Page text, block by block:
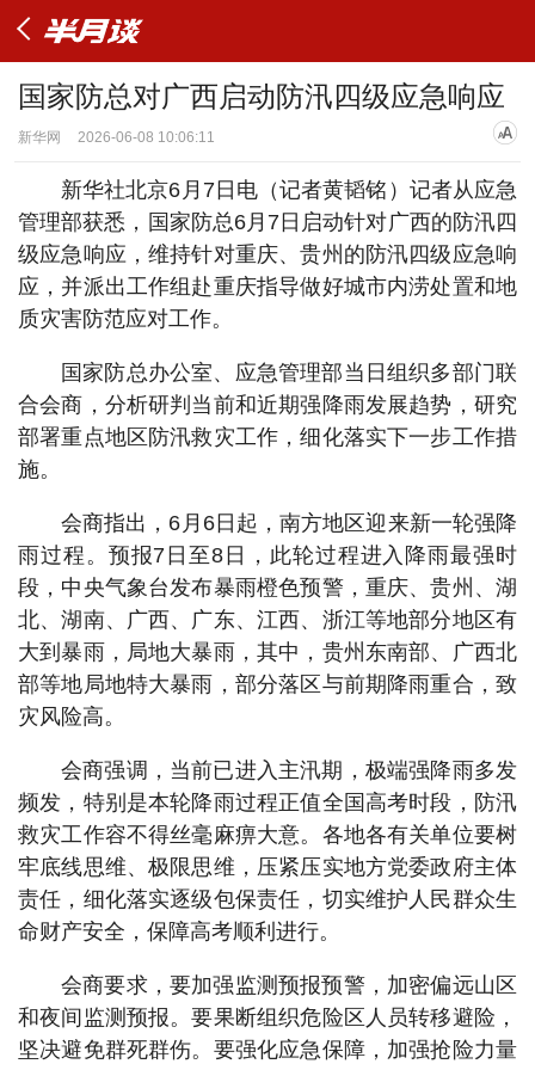
国家防总对广西启动防汛四级应急响应
新华网 2026-06-08 10:06:11
新华社北京6月7日电（记者黄韬铭）记者从应急
管理部获悉，国家防总6月7日启动针对广西的防汛四
级应急响应，维持针对重庆、贵州的防汛四级应急响
应，并派出工作组赴重庆指导做好城市内涝处置和地
质灾害防范应对工作。
国家防总办公室、应急管理部当日组织多部门联
合会商，分析研判当前和近期强降雨发展趋势，研究
部署重点地区防汛救灾工作，细化落实下一步工作措
施。
会商指出，6月6日起，南方地区迎来新一轮强降
雨过程。预报7日至8日，此轮过程进入降雨最强时
段，中央气象台发布暴雨橙色预警，重庆、贵州、湖
北、湖南、广西、广东、江西、浙江等地部分地区有
大到暴雨，局地大暴雨，其中，贵州东南部、广西北
部等地局地特大暴雨，部分落区与前期降雨重合，致
灾风险高。
会商强调，当前已进入主汛期，极端强降雨多发
频发，特别是本轮降雨过程正值全国高考时段，防汛
救灾工作容不得丝毫麻痹大意。各地各有关单位要树
牢底线思维、极限思维，压紧压实地方党委政府主体
责任，细化落实逐级包保责任，切实维护人民群众生
命财产安全，保障高考顺利进行。
会商要求，要加强监测预报预警，加密偏远山区
和夜间监测预报。要果断组织危险区人员转移避险，
坚决避免群死群伤。要强化应急保障，加强抢险力量